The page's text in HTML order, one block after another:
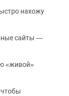
нахожу
сайты —
«живой»